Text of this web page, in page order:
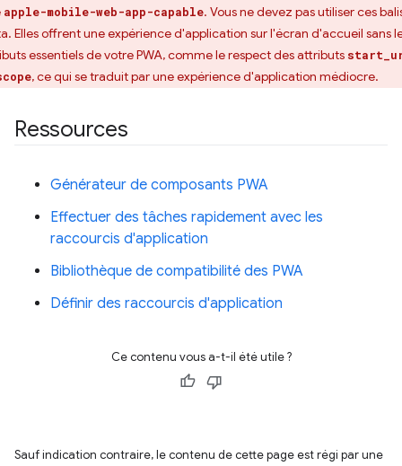
apple-mobile-web-app-capable. Vous ne devez pas utiliser ces
Elles offrent une expérience d'application sur l'écran d'accueil sans
essentiels de votre PWA, comme le respect des attributs
, ce qui se traduit par une expérience d'application médiocre.
Ressources
Générateur de composants PWA
Effectuer des tâches rapidement avec les
raccourcis d'application
Bibliothèque de compatibilité des PWA
Définir des raccourcis d'application
Ce contenu vous a-t-il été utile ?
Sauf indication contraire, le contenu de cette page est régi par une